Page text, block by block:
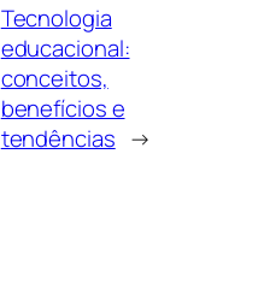
Tecnologia
educacional:
conceitos,
benefícios e
tendências →